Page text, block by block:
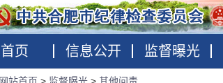
首页 信息公开 监督曝光